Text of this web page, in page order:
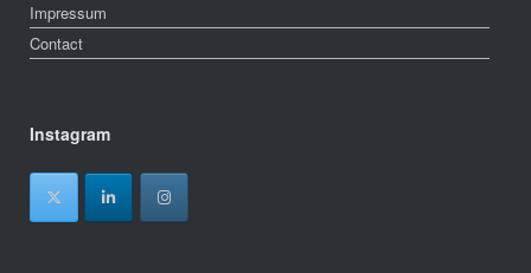
Impressum
Contact
Instagram